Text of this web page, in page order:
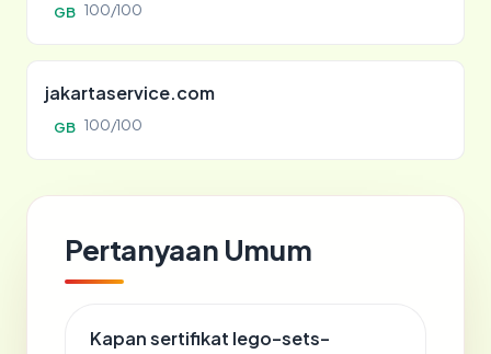
GB 100/100
jakartaservice.com
GB 100/100
Pertanyaan Umum
Kapan sertifikat lego-sets-